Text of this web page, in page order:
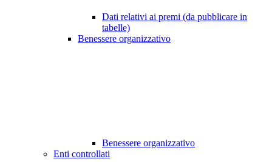
Dati relativi ai premi (da pubblicare in
tabelle)
Benessere organizzativo
Benessere organizzativo
Enti controllati